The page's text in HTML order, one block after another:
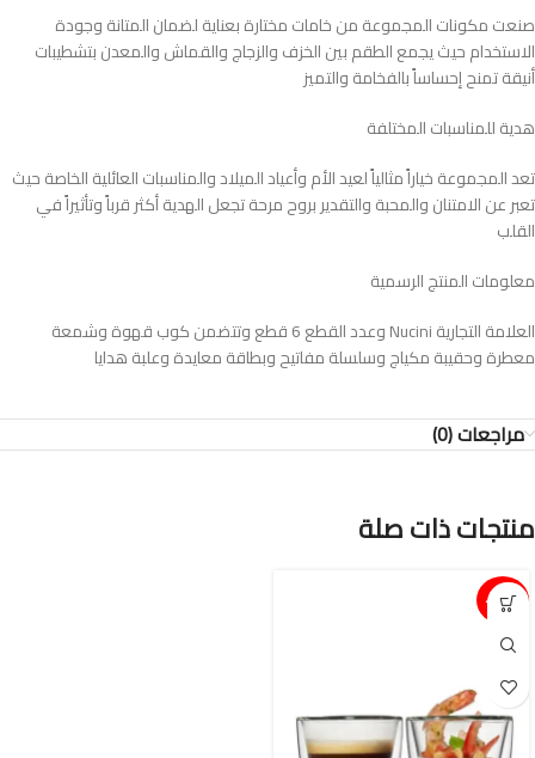
صنعت مكونات المجموعة من خامات مختارة بعناية لضمان المتانة وجودة
الاستخدام حيث يجمع الطقم بين الخزف والزجاج والقماش والمعدن بتشطيبات
أنيقة تمنح إحساساً بالفخامة والتميز
هدية للمناسبات المختلفة
تعد المجموعة خياراً مثالياً لعيد الأم وأعياد الميلاد والمناسبات العائلية الخاصة حيث
تعبر عن الامتنان والمحبة والتقدير بروح مرحة تجعل الهدية أكثر قرباً وتأثيراً في
القلب
معلومات المنتج الرسمية
العلامة التجارية Nucini وعدد القطع 6 قطع وتتضمن كوب قهوة وشمعة
معطرة وحقيبة مكياج وسلسلة مفاتيح وبطاقة معايدة وعلبة هدايا
مراجعات (0)
منتجات ذات صلة
15%-